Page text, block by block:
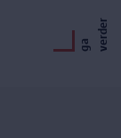
g
a
v
e
r
d
e r